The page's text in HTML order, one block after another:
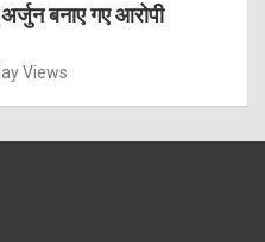
बनाए गए आरोपी
Views